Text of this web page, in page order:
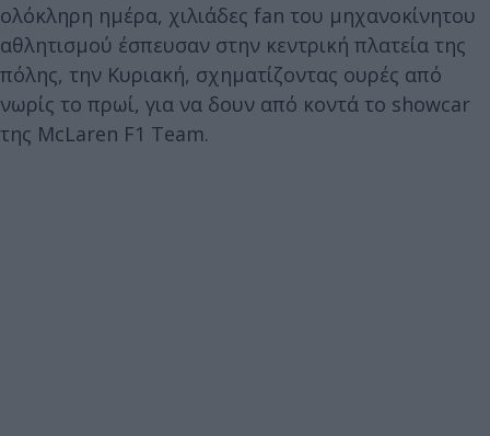
ολόκληρη ημέρα, χιλιάδες fan του μηχανοκίνητου
αθλητισμού έσπευσαν στην κεντρική πλατεία της
πόλης, την Κυριακή, σχηματίζοντας ουρές από
νωρίς το πρωί, για να δουν από κοντά το showcar
της McLaren F1 Team.